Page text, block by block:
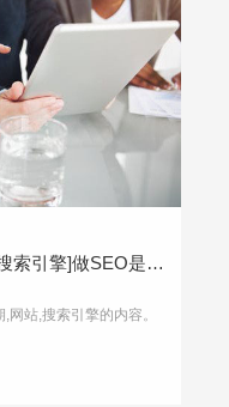
[SEO,排名,周期,网站,搜索引擎]做SEO是一个资源积累的过程
网站,搜索引擎的内容。